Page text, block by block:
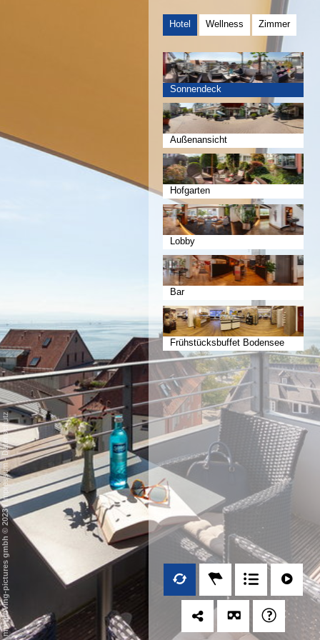
Hotel Wellness Zimmer
Sonnendeck
Außenansicht
Hofgarten
Lobby
Bar
Frühstücksbuffet Bodensee
mp moving-pictures gmbh © 2023
/
Impressum
-
Datenschutz